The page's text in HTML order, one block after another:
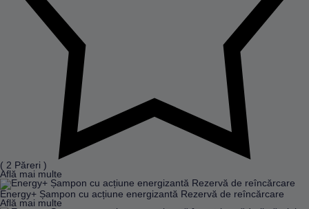
( 2 Păreri )
Află mai multe
Energy+ Șampon cu acțiune energizantă Rezervă de reîncărcare
Află mai multe